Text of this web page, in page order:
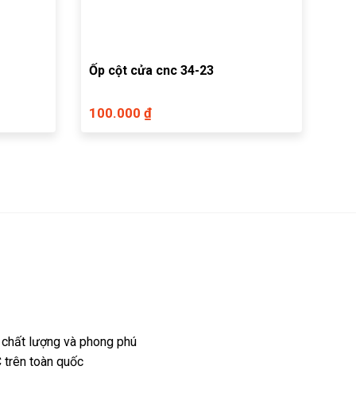
Ốp cột cửa cnc 34-23
100.000 ₫
lượng và phong phú
trên toàn quốc